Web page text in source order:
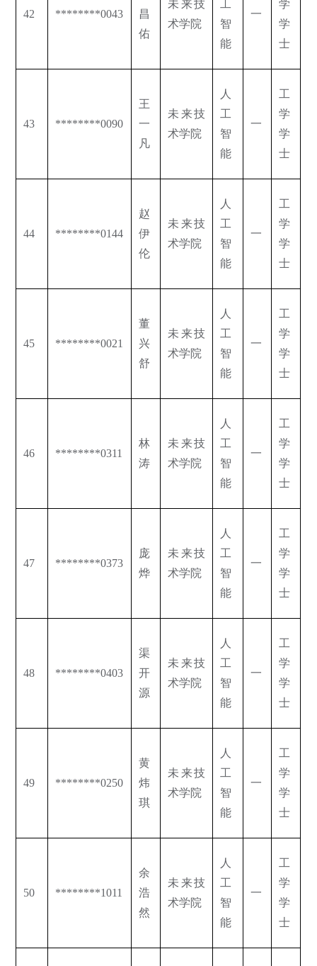
42 ********0043
昌
佑
未来技
术学院
智
能
一
学
学
士
43 ********0090
王
一
凡
未来技
术学院
人
工
智
能
一
工
学
学
士
44 ********0144
赵
伊
伦
未来技
术学院
人
工
智
能
一
工
学
学
士
45 ********0021
董
兴
舒
未来技
术学院
人
工
智
能
一
工
学
学
士
46 ********0311
林
涛
未来技
术学院
人
工
智
能
一
工
学
学
士
47 ********0373
庞
烨
未来技
术学院
人
工
智
能
一
工
学
学
士
48 ********0403
渠
开
源
未来技
术学院
人
工
智
能
一
工
学
学
士
49 ********0250
黄
炜
琪
未来技
术学院
人
工
智
能
一
工
学
学
士
50 ********1011
余
浩
然
未来技
术学院
人
工
智
能
一
工
学
学
士